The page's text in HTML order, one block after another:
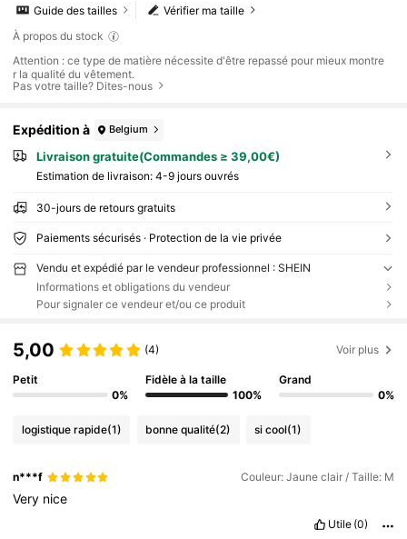
Vérifier ma taille
Guide des tailles
À propos du stock
Attention : ce type de matière nécessite d'être repassé pour mieux montre
r la qualité du vêtement.
Pas votre taille? Dites-nous
Expédition à Belgium
Livraison gratuite(Commandes ≥ 39,00€)
Estimation de livraison: 4-9 jours ouvrés
30-jours de retours gratuits
Paiements sécurisés · Protection de la vie privée
Vendu et expédié par le vendeur professionnel : SHEIN
Informations et obligations du vendeur
Pour signaler ce vendeur et/ou ce produit
5,00 (4) Voir plus
Petit
0%
Fidèle à la taille
100%
Grand
0%
logistique rapide(1) bonne qualité(2) si cool(1)
n***f Couleur: Jaune clair / Taille: M
Very nice
Utile (0)